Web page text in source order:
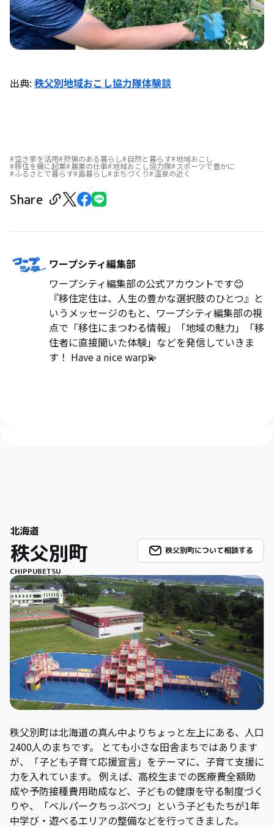
出典: 秩父別地域おこし協力隊体験談
空き家を活用 狩猟のある暮らし 自然と暮らす 地域おこし
移住を機に起業 農業の仕事 地域おこし協力隊 スポーツで豊かに
ふるさとで暮らす 島暮らし まちづくり 温泉の近く
Share
ワープシティ編集部
ワープシティ編集部の公式アカウントです😊
『移住定住は、人生の豊かな選択肢のひとつ』と
いうメッセージのもと、ワープシティ編集部の視
点で「移住にまつわる情報」「地域の魅力」「移
住者に直接聞いた体験」などを発信していきま
す！ Have a nice warp💫
北海道
秩父別町
CHIPPUBETSU
秩父別町について相談する
秩父別町は北海道の真ん中よりちょっと左上にある、人口
2400人のまちです。 とても小さな田舎まちではあります
が、「子ども子育て応援宣言」をテーマに、子育て支援に
力を入れています。 例えば、高校生までの医療費全額助
成や予防接種費用助成など、子どもの健康を守る制度づく
りや、「ベルパークちっぷべつ」という子どもたちが1年
中学び・遊べるエリアの整備などを行ってきました。